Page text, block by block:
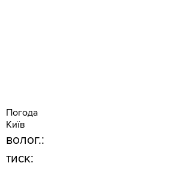
Погода
Київ
волог.:
тиск: